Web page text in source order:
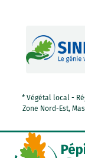
* Végétal local -
Zone Nord-Est,